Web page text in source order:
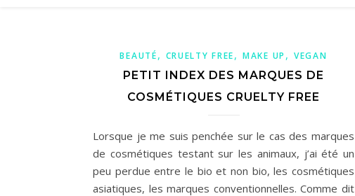
BEAUTÉ, CRUELTY FREE,MAKE UP , VEGAN
PETIT INDEX DES MARQUES DE
COSMÉTIQUES CRUELTY FREE
Lorsque je me suis penchée sur le cas des marques
de cosmétiques testant sur les animaux, j’ai été un
peu perdue entre le bio et non bio, les cosmétiques
asiatiques, les marques conventionnelles. Comme dit